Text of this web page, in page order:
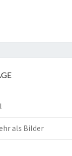
als Bilder